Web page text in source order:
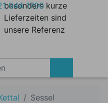
besonders kurze
Lieferzeiten sind
unsere Referenz
944 1700
Sessel